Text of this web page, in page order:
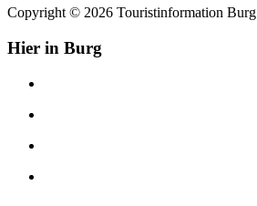
Copyright © 2026 Touristinformation Burg
Hier in Burg